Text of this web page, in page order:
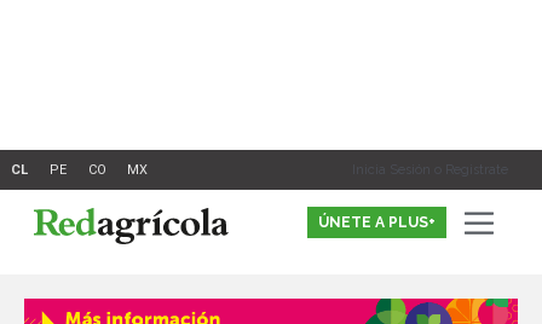
Inicia Sesión o Registrate
ÚNETE A PLUS+